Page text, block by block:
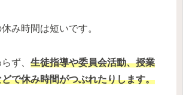
み時間は短いです。
ず、 生徒指導や委員会活動、授業
で休み時間がつぶれたりします。